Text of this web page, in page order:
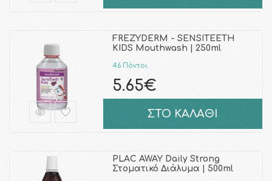
FREZYDERM - SENSITEETH
KIDS Mouthwash | 250ml
46 Πόντοι
5.65€
ΣΤΟ ΚΑΛΑΘΙ
PLAC AWAY Daily Strong
Στοματικό Διάλυμα | 500ml